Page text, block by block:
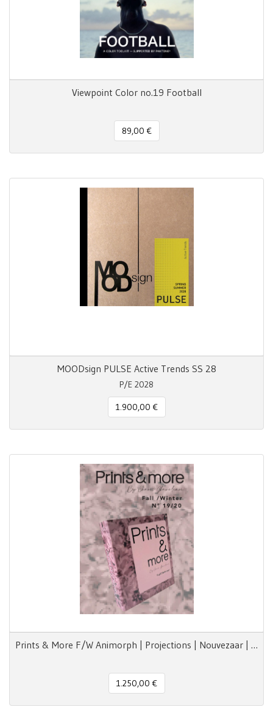
Viewpoint Color no.19 Football
89,00 €
MOODsign PULSE Active Trends SS 28
P/E 2028
1.900,00 €
Prints & More F/W Animorph | Projections | Nouvezaar | Royal Paradox
1.250,00 €